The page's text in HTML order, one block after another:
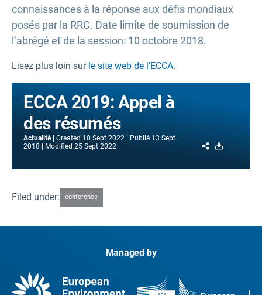
connaissances à la réponse aux défis mondiaux
posés par la RRC. Date limite de soumission de
l’abrégé et de la session: 10 octobre 2018.
Lisez plus loin sur le site web de l’ECCA.
ECCA 2019: Appel à
des résumés
Actualité Created 10 Sept 2022 Publié 13 Sept
2018
Modified 25 Sept 2022 Share
Filed under: conference
Managed by